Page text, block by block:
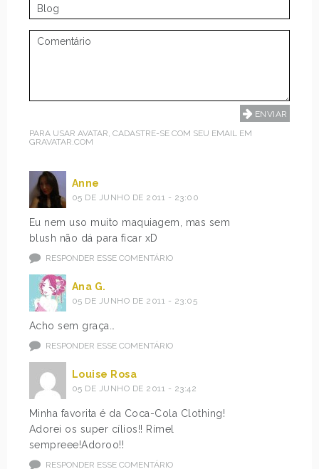
PARA USAR AVATAR, CADASTRE-SE COM SEU EMAIL EM
GRAVATAR.COM
Anne
05 DE JUNHO DE 2011 - 23:00
Eu nem uso muito maquiagem, mas sem
blush não dá para ficar xD
RESPONDER ESSE COMENTÁRIO
Ana G.
05 DE JUNHO DE 2011 - 23:05
Acho sem graça…
RESPONDER ESSE COMENTÁRIO
Louise Rosa
05 DE JUNHO DE 2011 - 23:42
Minha favorita é da Coca-Cola Clothing!
Adorei os super cílios!! Rímel
sempreee!Adoroo!!
RESPONDER ESSE COMENTÁRIO